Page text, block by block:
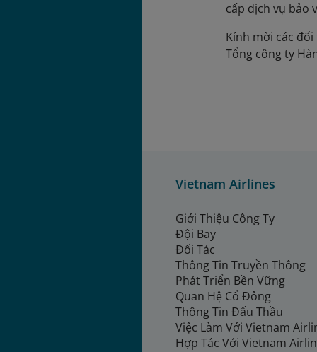
cấp dịch vụ bảo
Kính mời các
Tổng công ty
Vietnam Airlines
Giới Thiệu Công Ty
Đội Bay
Đối Tác
Thông Tin Truyền Thông
Phát Triển Bền Vững
Quan Hệ Cổ Đông
Thông Tin Đấu Thầu
Việc Làm Với Vietnam
Hợp Tác Với Vietnam